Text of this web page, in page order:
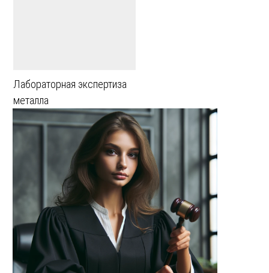
Лабораторная экспертиза
металла